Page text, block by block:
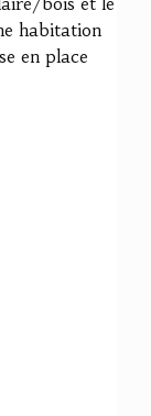
habitation
en place